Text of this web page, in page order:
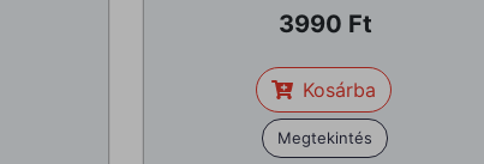
3990
Kosárba
Megtekintés